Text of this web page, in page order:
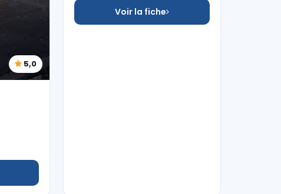
5,0
Voir la fiche